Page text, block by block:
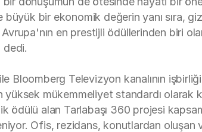
bir ekonomik değerin yanı sıra,
en prestijli ödüllerinden biri
dedi.
Bloomberg Televizyon kanalının
mükemmeliyet standardı olarak
ödülü alan Tarlabaşı 360 projesi
Ofis, rezidans, konutlardan oluşan